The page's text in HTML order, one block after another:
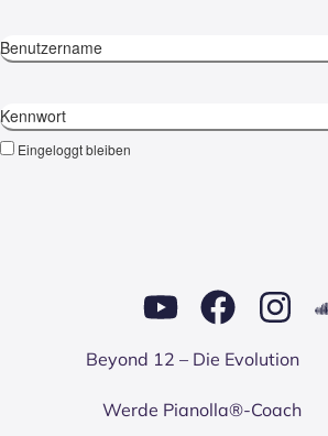
Benutzername
Kennwort
Eingeloggt bleiben
Bey­ond 12 – Die Evo­lu­ti­on
Wer­de Pianolla®-Coach